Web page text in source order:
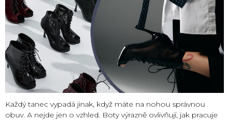
Každý tanec vypadá jinak, když máte na nohou správnou
obuv. A nejde jen o vzhled. Boty výrazně ovlivňují, jak pracuje